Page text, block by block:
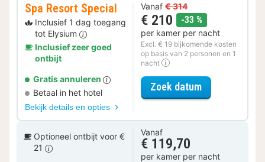
Spa Resort Special
Inclusief 1 dag toegang
tot Elysium
Inclusief zeer goed
ontbijt
Gratis annuleren
Betaal in het hotel
Bekijk details en opties
Vanaf € 314
€ 210 -33 %
per kamer per nacht
Excl. € 19 bijkomende kosten
op basis van 2 personen en 1
nacht
Zoek datumvoor Spa
Optioneel ontbijt voor €
21
Vanaf
€ 119,70
per kamer per nacht